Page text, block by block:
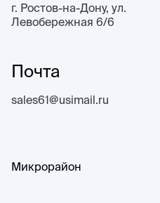
г. Ростов-на-Дону, ул.
Левобережная 6/6
Почта
sales61@usimail.ru
Микрорайон